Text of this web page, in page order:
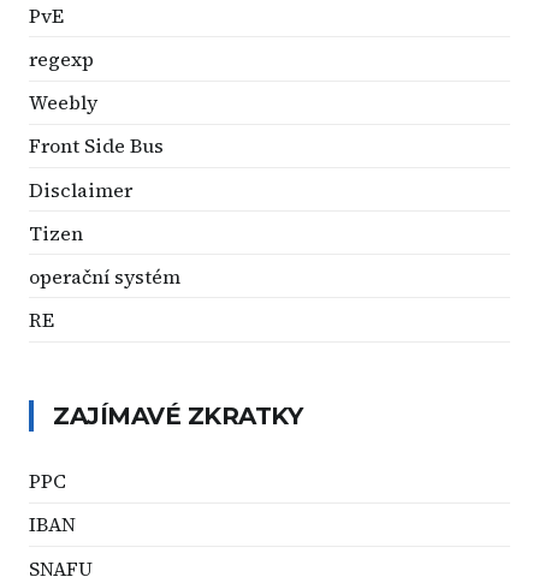
PvE
regexp
Weebly
Front Side Bus
Disclaimer
Tizen
operační systém
RE
ZAJÍMAVÉ ZKRATKY
PPC
IBAN
SNAFU